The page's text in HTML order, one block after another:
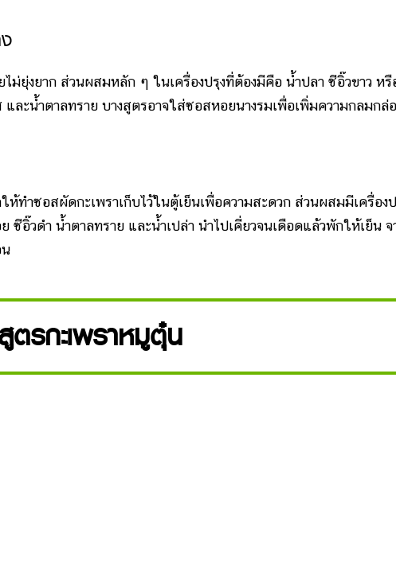
ไม่ยุ่งยาก ส่วนผสมหลัก ๆ ในเครื่องปรุงที่ต้องมีคือ น้ำปลา ซีอิ๊วขาว หรื
ละน้ำตาลทราย บางสูตรอาจใส่ซอสหอยนางรมเพื่อเพิ่มความกลมกล่
ทำซอสผัดกะเพราเก็บไว้ในตู้เย็นเพื่อความสะดวก ส่วนผสมมีเครื่อง
ซีอิ๊วดำ น้ำตาลทราย และน้ำเปล่า นำไปเคี่ยวจนเดือดแล้วพักให้เย็น จ
ตรกะเพราหมูตุ๋น